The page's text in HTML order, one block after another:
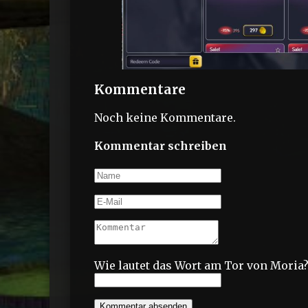
Kommentare
Noch keine Kommentare.
Kommentar schreiben
Wie lautet das Wort am Tor von Moria?